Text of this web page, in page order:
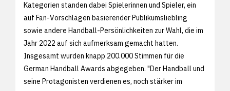
Kategorien standen dabei Spielerinnen und Spieler, ein
auf Fan-Vorschlägen basierender Publikumsliebling
sowie andere Handball-Persönlichkeiten zur Wahl, die im
Jahr 2022 auf sich aufmerksam gemacht hatten.
Insgesamt wurden knapp 200.000 Stimmen für die
German Handball Awards abgegeben. "Der Handball und
seine Protagonisten verdienen es, noch stärker im